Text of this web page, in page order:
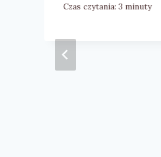
Czas czytania: 3 minuty